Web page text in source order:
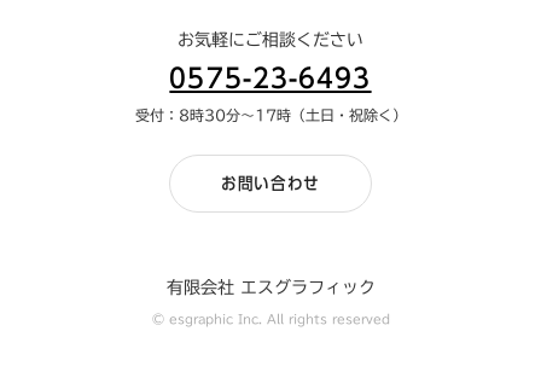
お気軽にご相談ください
0575-23-6493
受付：8時30分～17時（土日・祝除く）
お問い合わせ
有限会社 エスグラフィック
© esgraphic Inc. All rights reserved